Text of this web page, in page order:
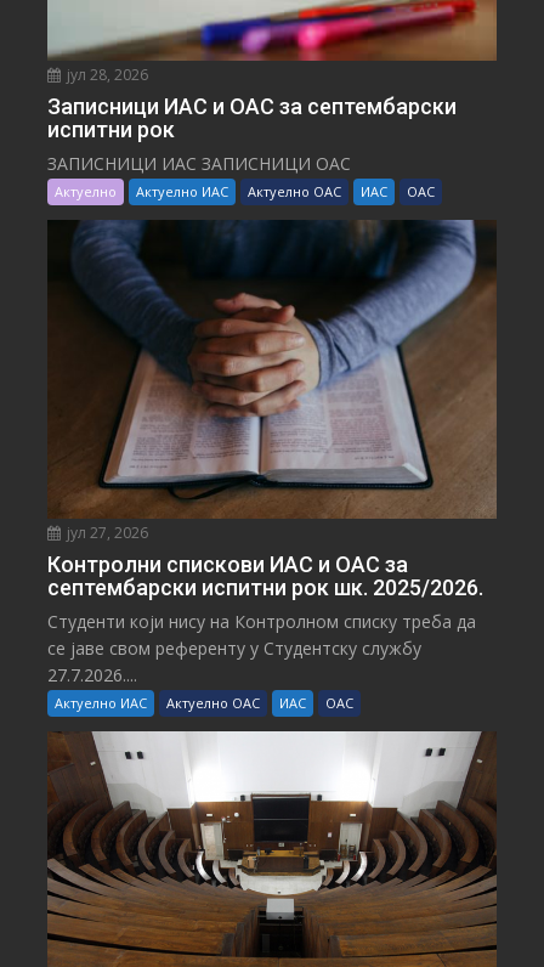
јул 28, 2026
Записници ИАС и ОАС за септембарски
испитни рок
ЗАПИСНИЦИ ИАС ЗАПИСНИЦИ ОАС
Актуелно Актуелно ИАС Актуелно ОАС ИАС ОАС
јул 27, 2026
Контролни спискови ИАС и ОАС за
септембарски испитни рок шк. 2025/2026.
Студенти који нису на Контролном списку треба да
се јаве свом референту у Студентску службу
27.7.2026....
Актуелно ИАС Актуелно ОАС ИАС ОАС